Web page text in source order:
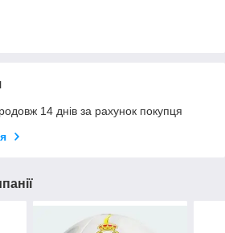
14 днів за рахунок покупця